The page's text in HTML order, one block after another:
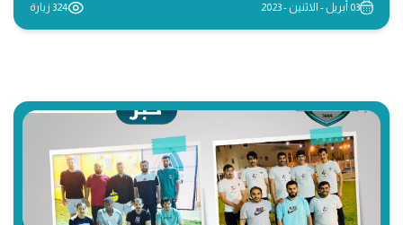
03 أبريل - الاثنين - 2023 324 زيارة